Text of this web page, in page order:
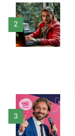
2
3